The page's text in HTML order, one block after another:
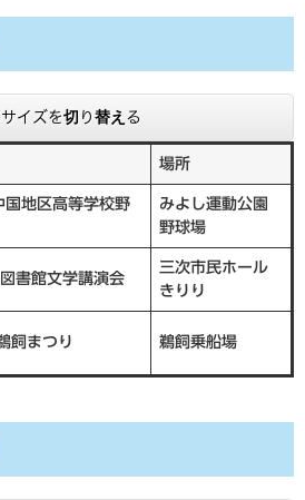
イズを切り替える
場所
地区高等学校野
みよし運動公園
野球場
書館文学講演会
三次市民ホール
きりり
飼まつり 鵜飼乗船場